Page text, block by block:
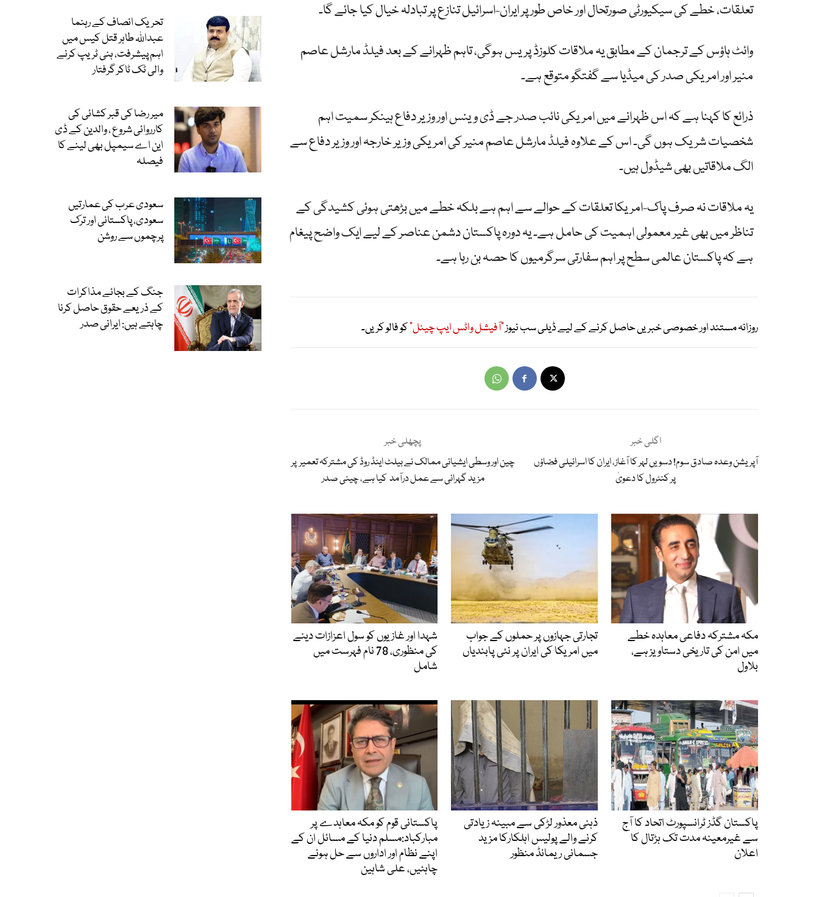
تحریک انصاف کے رہنما
عبداللہ طاہر قتل کیس میں
اہم پیشرفت، ہنی ٹریپ کرنے
والی ٹک ٹاکر گرفتار
میر رضا کی قبر کشائی کی
کارروائی شروع ، والدین کے ڈی
این اے سیمپل بھی لینے کا
فیصلہ
سعودی عرب کی عمارتیں
سعودی، پاکستانی اور ترک
پرچموں سے روشن
جنگ کے بجائے مذاکرات
کے ذریعے حقوق حاصل کرنا
چاہتے ہیں: ایرانی صدر
تعلقات، خطے کی سیکیورٹی صورتحال اور خاص طور پر ایران-اسرائیل تنازع پر تبادلہ خیال کیا جائے گا۔
وائٹ ہاؤس کے ترجمان کے مطابق یہ ملاقات کلوزڈ پریس ہوگی، تاہم ظہرانے کے بعد فیلڈ مارشل عاصم
منیر اور امریکی صدر کی میڈیا سے گفتگو متوقع ہے۔
ذرائع کا کہنا ہے کہ اس ظہرانے میں امریکی نائب صدر جے ڈی وینس اور وزیر دفاع ہینکر سمیت اہم
شخصیات شریک ہوں گی۔ اس کے علاوہ فیلڈ مارشل عاصم منیر کی امریکی وزیر خارجہ اور وزیر دفاع سے
الگ ملاقاتیں بھی شیڈول ہیں۔
یہ ملاقات نہ صرف پاک-امریکا تعلقات کے حوالے سے اہم ہے بلکہ خطے میں بڑھتی ہوئی کشیدگی کے
تناظر میں بھی غیر معمولی اہمیت کی حامل ہے۔ یہ دورہ پاکستان دشمن عناصر کے لیے ایک واضح پیغام
ہے کہ پاکستان عالمی سطح پر اہم سفارتی سرگرمیوں کا حصہ بن رہا ہے۔
روزانہ مستند اور خصوصی خبریں حاصل کرنے کے لیے ڈیلی سب نیوز"آفیشل واٹس ایپ چینل"کو فالو کریں۔
پچھلی خبر
چین اور وسطی ایشیائی ممالک نے بیلٹ اینڈ روڈ کی مشترکہ تعمیر پر
مزید گہرائی سے عمل درآمد کیا ہے، چینی صدر
اگلی خبر
آپریشن وعدہ صادق سوم! دسویں لہر کا آغاز، ایران کا اسرائیلی فضاؤں
پر کنٹرول کا دعویٰ
شہدا اور غازیوں کو سول اعزازات دینے
کی منظوری، 78 نام فہرست میں
شامل
تجارتی جہازوں پر حملوں کے جواب
میں امریکا کی ایران پر نئی پابندیاں
مکہ مشترکہ دفاعی معاہدہ خطے
میں امن کی تاریخی دستاویز ہے،
بلاول
پاکستانی قوم کو مکہ معاہدے پر
مبارکباد:مسلم دنیا کے مسائل ان کے
اپنے نظام اور اداروں سے حل ہونے
چاہئیں، علی شاہین
ذہنی معذور لڑکی سے مبینہ زیادتی
کرنے والے پولیس اہلکارکا مزید
جسمانی ریمانڈ منظور
پاکستان گڈز ٹرانسپورٹ اتحاد کا آج
سے غیرمعینہ مدت تک ہڑتال کا
اعلان